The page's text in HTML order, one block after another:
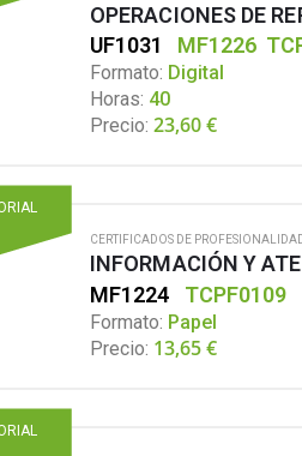
OPERACIONES DE
UF1031
MF1226
Formato: Digital
Horas: 40
Precio: 23,60€
CERTIFICADOS DE
MF1224 TCPF0109
Formato: Papel
Precio: 13,65€